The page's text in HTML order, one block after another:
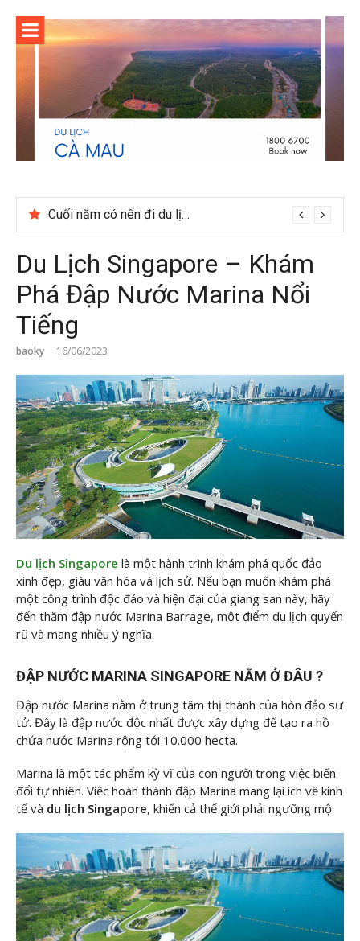
content
Cuối năm có nên đi du lịch Phú Quốc không?
Ẩm thực mùa đông Tây Bắc có gì đặc biệt
Du Lịch Singapore – Khám
Phá Đập Nước Marina Nổi
Tiếng
baoky 16/06/2023
Du lịch Singapore là một hành trình khám phá quốc đảo
xinh đẹp, giàu văn hóa và lịch sử. Nếu bạn muốn khám phá
một công trình độc đáo và hiện đại của giang san này, hãy
đến thăm đập nước Marina Barrage, một điểm du lịch quyến
rũ và mang nhiều ý nghĩa.
ĐẬP NƯỚC MARINA SINGAPORE NẰM Ở ĐÂU ?
Đập nước Marina nằm ở trung tâm thị thành của hòn đảo sư
tử. Đây là đập nước độc nhất được xây dựng để tạo ra hồ
chứa nước Marina rộng tới 10.000 hecta.
Marina là một tác phẩm kỳ vĩ của con người trong việc biến
đổi tự nhiên. Việc hoàn thành đập Marina mang lại ích về kinh
tế và du lịch Singapore, khiến cả thế giới phải ngưỡng mộ.